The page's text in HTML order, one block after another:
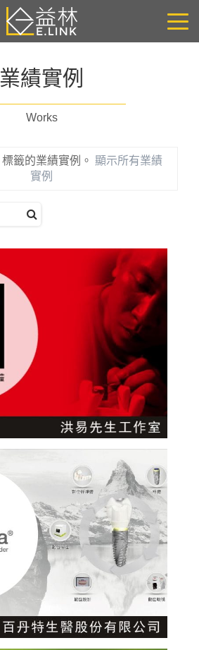
業績實例
Works
標籤的業績實例。 顯示所有業績
實例